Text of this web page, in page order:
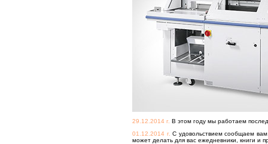
29.12.2014 г. В этом году мы работаем
01.12.2014 г. С удовольствием сообщаем
может делать для вас ежедневники, книги и